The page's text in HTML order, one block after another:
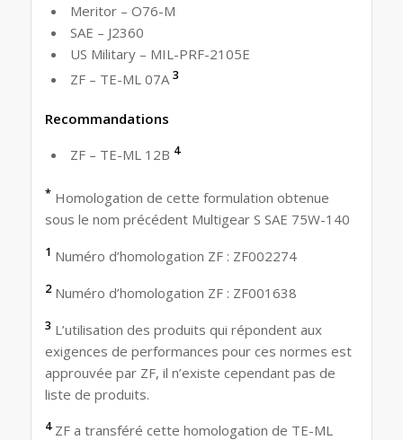
Meritor – O76-M
SAE – J2360
US Military – MIL-PRF-2105E
ZF – TE-ML 07A 3
Recommandations
ZF – TE-ML 12B 4
* Homologation de cette formulation obtenue
sous le nom précédent Multigear S SAE 75W-140
1 Numéro d’homologation ZF : ZF002274
2Numéro d’homologation ZF : ZF001638
3L’utilisation des produits qui répondent aux
exigences de performances pour ces normes est
approuvée par ZF, il n’existe cependant pas de
liste de produits.
4ZF a transféré cette homologation de TE-ML